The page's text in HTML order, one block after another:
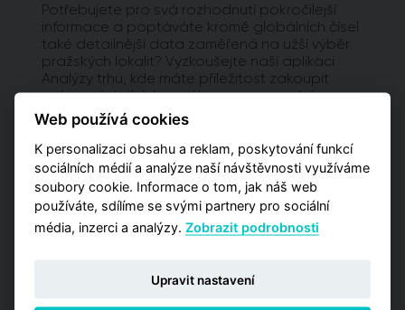
Potřebujete pro svá rozhodnutí pokročilejší
informace a poptáváte kromě globálních čísel
také detailnější data zaměřená na užší výběr
pražských lokalit? Vyzkoušejte naší aplikaci
Analýzy trhu, kde máte příležitost zakoupit
jednu z detailních analýz vypracovaných pro
jednotlivé městské obvody.
PŘEJÍT NA ANALÝZY
Web používá cookies
K personalizaci obsahu a reklam, poskytování funkcí
sociálních médií a analýze naší návštěvnosti využíváme
soubory cookie. Informace o tom, jak náš web
používáte, sdílíme se svými partnery pro sociální
média, inzerci a analýzy.Zobrazit podrobnosti
Upravit nastavení